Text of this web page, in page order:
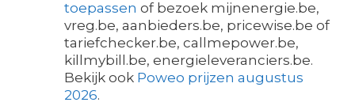
toepassen of bezoek mijnenergie.be,
vreg.be, aanbieders.be, pricewise.be of
tariefchecker.be, callmepower.be,
killmybill.be, energieleveranciers.be.
Bekijk ook Poweo prijzen augustus
2026.